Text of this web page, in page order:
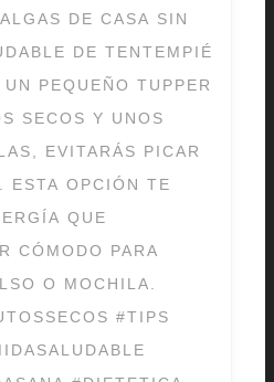
DE CASA SIN
PEQUEÑO TUPPER
SECOS Y UNOS
EVITARÁS PICAR
ESTA OPCIÓN TE
QUE
CÓMODO PARA
O MOCHILA.
#TIPS